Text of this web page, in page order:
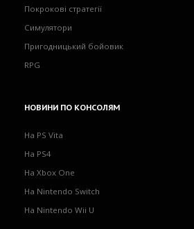
Покрокові стратегії
Симулятори
Пригодницький бойовик
RPG
НОВИНИ ПО КОНСОЛЯМ
На PS Vita
На PS4
На Xbox One
На Nintendo Switch
На Nintendo Wii U